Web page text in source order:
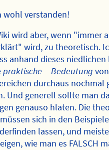
wohl verstanden!
wird aber, wenn "immer
wird, zu theoretisch.
anhand dieses
praktische__Bedeutung von
durchaus nochmal
Und generell sollte man
genauso hlaten. Die
sich in den
lassen, und
wie man es FALSCH